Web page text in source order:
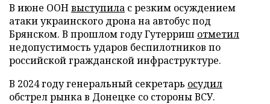
В июне ООНвыступила с резким осуждением
атаки украинского дрона на автобус под
Брянском. В прошлом году Гутерриш отметил
недопустимость ударов беспилотников по
российской гражданской инфраструктуре.
В 2024 году генеральный секретарь осудил
обстрел рынка в Донецке со стороны ВСУ.